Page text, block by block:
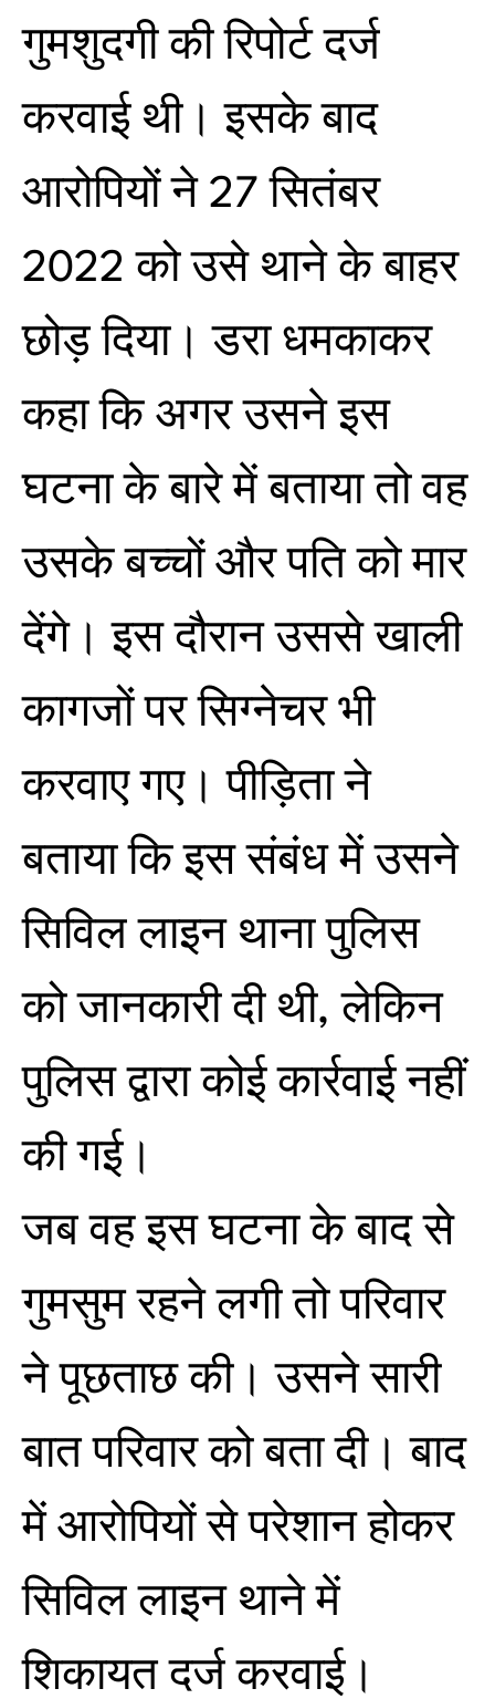
गुमशुदगी की रिपोर्ट दर्ज
करवाई थी। इसके बाद
आरोपियों ने 27 सितंबर
2022 को उसे थाने के बाहर
छोड़ दिया। डरा धमकाकर
कहा कि अगर उसने इस
घटना के बारे में बताया तो वह
उसके बच्चों और पति को मार
देंगे। इस दौरान उससे खाली
कागजों पर सिग्नेचर भी
करवाए गए। पीड़िता ने
बताया कि इस संबंध में उसने
सिविल लाइन थाना पुलिस
को जानकारी दी थी, लेकिन
पुलिस द्वारा कोई कार्रवाई नहीं
की गई।
जब वह इस घटना के बाद से
गुमसुम रहने लगी तो परिवार
ने पूछताछ की। उसने सारी
बात परिवार को बता दी। बाद
में आरोपियों से परेशान होकर
सिविल लाइन थाने में
शिकायत दर्ज करवाई।